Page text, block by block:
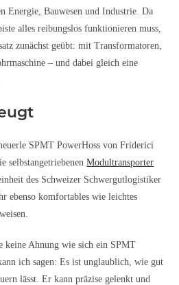
Energie, Bauwesen und Industrie. Da
alles reibungslos funktionieren muss,
zunächst geübt: mit Transformatoren,
– und dabei gleich eine
SPMT PowerHoss von Friderici
selbstangetriebenenModultransporter
des Schweizer Schwergutlogistiker
ebenso komfortables wie leichtes
keine Ahnung wie sich ein SPMT
ich sagen: Es ist unglaublich, wie gut
lässt. Er kann präzise gelenkt und